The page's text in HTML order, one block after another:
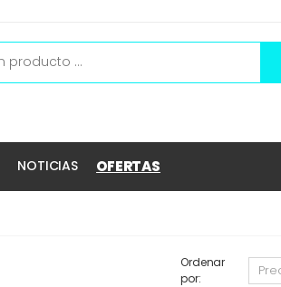
NOTICIAS OFERTAS
Ordenar
por: